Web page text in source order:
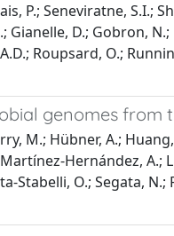
P.; Seneviratne, S.I.;
Gianelle, D.; Gobron,
Roupsard, O.;
genomes from
M.; Hübner, A.;
Hernández, A.;
Stabelli, O.; Segata,